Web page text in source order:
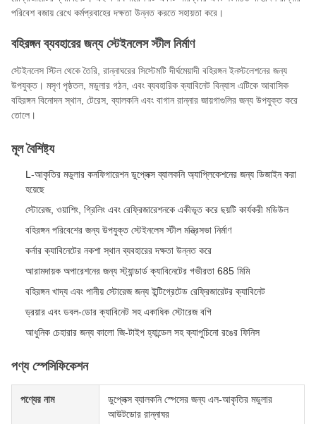
পরিবেশ বজায় রেখে কর্মপ্রবাহের দক্ষতা উন্নত করতে সহায়তা করে।
বহিরঙ্গন ব্যবহারের জন্য স্টেইনলেস স্টীল নির্মাণ
স্টেইনলেস স্টিল থেকে তৈরি, রান্নাঘরের সিস্টেমটি দীর্ঘমেয়াদী বহিরঙ্গন ইনস্টলেশনের জন্য
উপযুক্ত। মসৃণ পৃষ্ঠতল, মডুলার গঠন, এবং ব্যবহারিক ক্যাবিনেট বিন্যাস এটিকে আবাসিক
বহিরঙ্গন বিনোদন স্থান, টেরেস, ব্যালকনি এবং বাগান রান্নার জায়গাগুলির জন্য উপযুক্ত করে
তোলে।
মূল বৈশিষ্ট্য
L-আকৃতির মডুলার কনফিগারেশন ডুপ্লেক্স ব্যালকনি অ্যাপ্লিকেশনের জন্য ডিজাইন করা
হয়েছে
স্টোরেজ, ওয়াশিং, গ্রিলিং এবং রেফ্রিজারেশনকে একীভূত করে ছয়টি কার্যকরী মডিউল
বহিরঙ্গন পরিবেশের জন্য উপযুক্ত স্টেইনলেস স্টীল মন্ত্রিসভা নির্মাণ
কর্নার ক্যাবিনেটের নকশা স্থান ব্যবহারের দক্ষতা উন্নত করে
আরামদায়ক অপারেশনের জন্য স্ট্যান্ডার্ড ক্যাবিনেটের গভীরতা 685 মিমি
বহিরঙ্গন খাদ্য এবং পানীয় স্টোরেজ জন্য ইন্টিগ্রেটেড রেফ্রিজারেটর ক্যাবিনেট
ড্রয়ার এবং ডবল-ডোর ক্যাবিনেট সহ একাধিক স্টোরেজ বগি
আধুনিক চেহারার জন্য কালো জি-টাইপ হ্যান্ডেল সহ ক্যাপুচিনো রঙের ফিনিস
পণ্য স্পেসিফিকেশন
পণ্যের নাম
ডুপ্লেক্স ব্যালকনি স্পেসের জন্য এল-আকৃতির মডুলার
আউটডোর রান্নাঘর